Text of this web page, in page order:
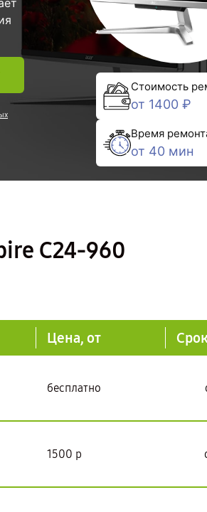
Стоимость
от 1400 ₽
Время
от 40 мин
C24-960
Цена, от
бесплатно
1500 р